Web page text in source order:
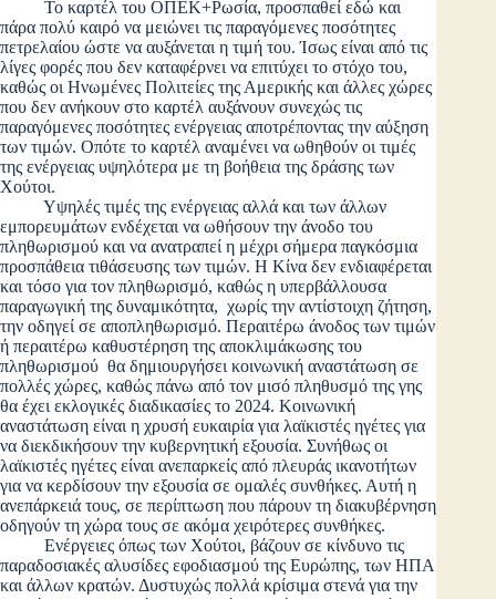
Το καρτέλ του ΟΠΕΚ+Ρωσία, προσπαθεί εδώ και
πάρα πολύ καιρό να μειώνει τις παραγόμενες ποσότητες
πετρελαίου ώστε να αυξάνεται η τιμή του. Ίσως είναι από τις
λίγες φορές που δεν καταφέρνει να επιτύχει το στόχο του,
καθώς οι Ηνωμένες Πολιτείες της Αμερικής και άλλες χώρες
που δεν ανήκουν στο καρτέλ αυξάνουν συνεχώς τις
παραγόμενες ποσότητες ενέργειας αποτρέποντας την αύξηση
των τιμών. Οπότε το καρτέλ αναμένει να ωθηθούν οι τιμές
της ενέργειας υψηλότερα με τη βοήθεια της δράσης των
Χούτοι.
Υψηλές τιμές της ενέργειας αλλά και των άλλων
εμπορευμάτων ενδέχεται να ωθήσουν την άνοδο του
πληθωρισμού και να ανατραπεί η μέχρι σήμερα παγκόσμια
προσπάθεια τιθάσευσης των τιμών. Η Κίνα δεν ενδιαφέρεται
και τόσο για τον πληθωρισμό, καθώς η υπερβάλλουσα
παραγωγική της δυναμικότητα, χωρίς την αντίστοιχη ζήτηση,
την οδηγεί σε αποπληθωρισμό. Περαιτέρω άνοδος των τιμών
ή περαιτέρω καθυστέρηση της αποκλιμάκωσης του
πληθωρισμού θα δημιουργήσει κοινωνική αναστάτωση σε
πολλές χώρες, καθώς πάνω από τον μισό πληθυσμό της γης
θα έχει εκλογικές διαδικασίες το 2024. Κοινωνική
αναστάτωση είναι η χρυσή ευκαιρία για λαϊκιστές ηγέτες για
να διεκδικήσουν την κυβερνητική εξουσία. Συνήθως οι
λαϊκιστές ηγέτες είναι ανεπαρκείς από πλευράς ικανοτήτων
για να κερδίσουν την εξουσία σε ομαλές συνθήκες. Αυτή η
ανεπάρκειά τους, σε περίπτωση που πάρουν τη διακυβέρνηση
οδηγούν τη χώρα τους σε ακόμα χειρότερες συνθήκες.
Ενέργειες όπως των Χούτοι, βάζουν σε κίνδυνο τις
παραδοσιακές αλυσίδες εφοδιασμού της Ευρώπης, των ΗΠΑ
και άλλων κρατών. Δυστυχώς πολλά κρίσιμα στενά για την